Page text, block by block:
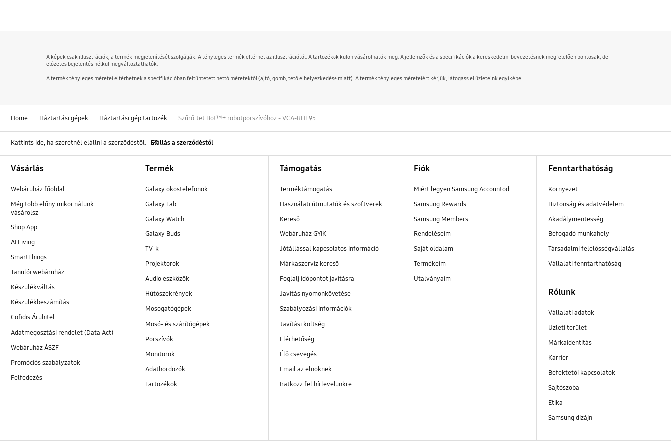
A képek csak illusztrációk, a termék megjelenítését szolgálják. A tényleges termék eltérhet az illusztrációtól. A tartozékok külön vásárolhatók meg. A jellemzők és a specifikációk a kereskedelmi bevezetésnek megfelelően pontosak, de
előzetes bejelentés nélkül megváltoztathatók.
A termék tényleges méretei eltérhetnek a specifikációban feltüntetett nettó méretektől (ajtó, gomb, tető elhelyezkedése miatt). A termék tényleges méreteiért kérjük, látogass el üzleteink egyikébe.
Home Háztartási gépek Háztartási gép tartozék Szűrő Jet Bot™+ robotporszívóhoz - VCA-RHF95
Kattints ide, ha szeretnél elállni a szerződéstől. Elállás a szerződéstől
Vásárlás
Webáruház főoldal
Még több előny mikor nálunk
vásárolsz
Shop App
AI Living
SmartThings
Tanulói webáruház
Készülékváltás
Készülékbeszámítás
Cofidis Áruhitel
Adatmegosztási rendelet (Data Act)
Webáruház ÁSZF
Promóciós szabályzatok
Felfedezés
Termék
Galaxy okostelefonok
Galaxy Tab
Galaxy Watch
Galaxy Buds
TV-k
Projektorok
Audio eszközök
Hűtőszekrények
Mosogatógépek
Mosó- és szárítógépek
Porszívók
Monitorok
Adathordozók
Tartozékok
Támogatás
Terméktámogatás
Használati útmutatók és szoftverek
Kereső
Webáruház GYIK
Jótállással kapcsolatos információ
Márkaszerviz kereső
Foglalj időpontot javításra
Javítás nyomonkövetése
Szabályozási információk
Javítási költség
Elérhetőség
Élő csevegés
Email az elnöknek
Iratkozz fel hírlevelünkre
Fiók
Miért legyen Samsung Accountod
Samsung Rewards
Samsung Members
Rendeléseim
Saját oldalam
Termékeim
Utalványaim
Fenntarthatóság
Környezet
Biztonság és adatvédelem
Akadálymentesség
Befogadó munkahely
Társadalmi felelősségvállalás
Vállalati fenntarthatóság
Rólunk
Vállalati adatok
Üzleti terület
Márkaidentitás
Karrier
Befektetői kapcsolatok
Sajtószoba
Etika
Samsung dizájn